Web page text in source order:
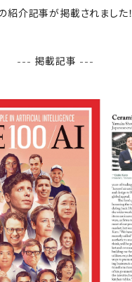
紹介記事が掲載されました！
--- 掲載記事 ---